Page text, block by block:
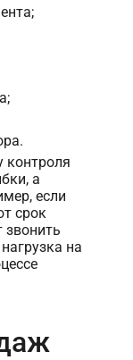
контроля
а
если
срок
звонить
на